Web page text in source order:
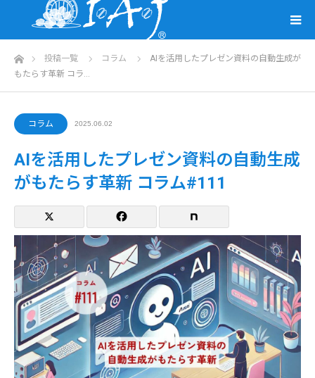
ホーム投稿一覧 コラム
AIを活用したプレゼン資料の自動生成が
もたらす革新 コラ…
コラム 2025.06.02
AIを活用したプレゼン資料の自動生成
がもたらす革新 コラム#111